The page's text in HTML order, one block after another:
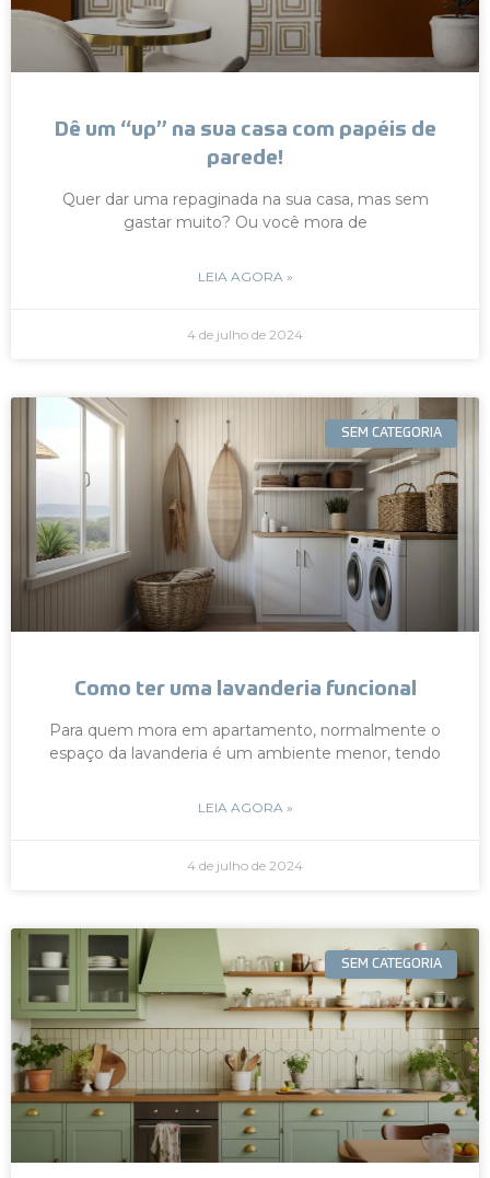
Dê um “up” na sua casa com papéis de
parede!
Quer dar uma repaginada na sua casa, mas sem
gastar muito? Ou você mora de
LEIA AGORA »
4 de julho de 2024
SEM CATEGORIA
Como ter uma lavanderia funcional
Para quem mora em apartamento, normalmente o
espaço da lavanderia é um ambiente menor, tendo
LEIA AGORA »
4 de julho de 2024
SEM CATEGORIA